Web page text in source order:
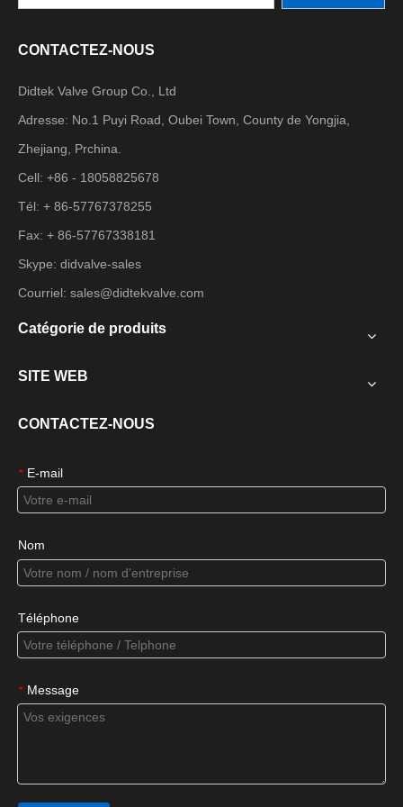
CONTACTEZ-NOUS
Didtek Valve Group Co., Ltd
Adresse: No.1 Puyi Road, Oubei Town, County de Yongjia,
Zhejiang, Prchina.
Cell: +86 - 18058825678
Tél: + 86-57767378255
Fax: + 86-57767338181
Skype: didvalve-sales
Courriel: sales@didtekvalve.com
Catégorie de produits
SITE WEB
CONTACTEZ-NOUS
* E-mail
Nom
Téléphone
* Message